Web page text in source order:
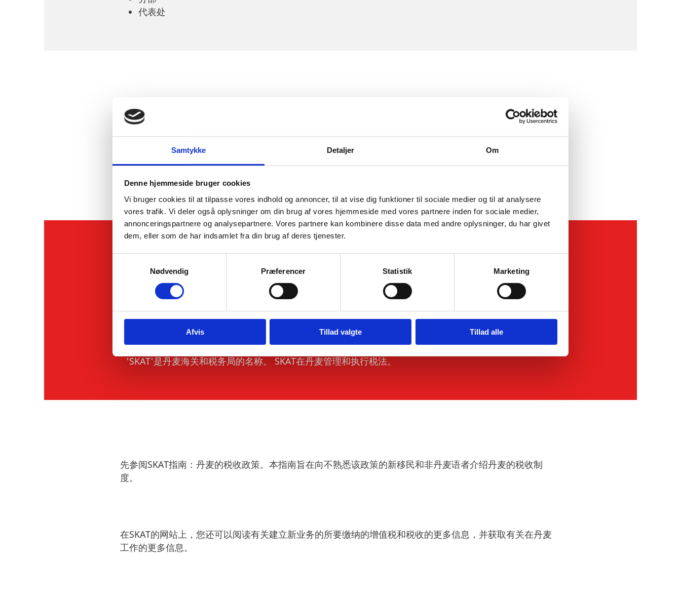
Samtykke Detaljer Om
Denne hjemmeside bruger cookies
Vi bruger cookies til at tilpasse vores indhold og annoncer, til at vise dig funktioner til sociale medier og til at analysere
vores trafik. Vi deler også oplysninger om din brug af vores hjemmeside med vores partnere inden for sociale medier,
annonceringspartnere og analysepartnere. Vores partnere kan kombinere disse data med andre oplysninger, du har givet
dem, eller som de har indsamlet fra din brug af deres tjenester.
v
Nødvendig Præferencer Statistik Marketing
Afvis Tillad valgte Tillad alle
代表处
接下来，您需要注册缴纳丹麦增值税和税收。
为您的公司注册增值税和税收
一旦您的公司在丹麦企业管理局注册，您必须为公司注册缴纳增值税和税收。
您的公司如果在丹麦注册，则受丹麦税法的约束。纳税将取决于您的公司类型。
什么是SKAT？
'SKAT'是丹麦海关和税务局的名称。 SKAT在丹麦管理和执行税法。
先参阅SKAT指南：丹麦的税收政策。本指南旨在向不熟悉该政策的新移民和非丹麦语者介绍丹麦的税收制
度。
在SKAT的网站上，您还可以阅读有关建立新业务的所要缴纳的增值税和税收的更多信息，并获取有关在丹麦
工作的更多信息。